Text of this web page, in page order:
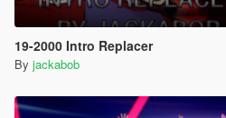
19-2000 Intro Replacer
By jackabob